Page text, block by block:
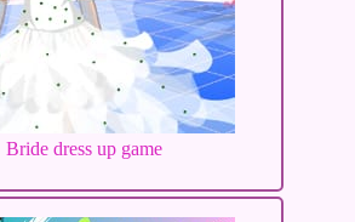
Bride dress up game